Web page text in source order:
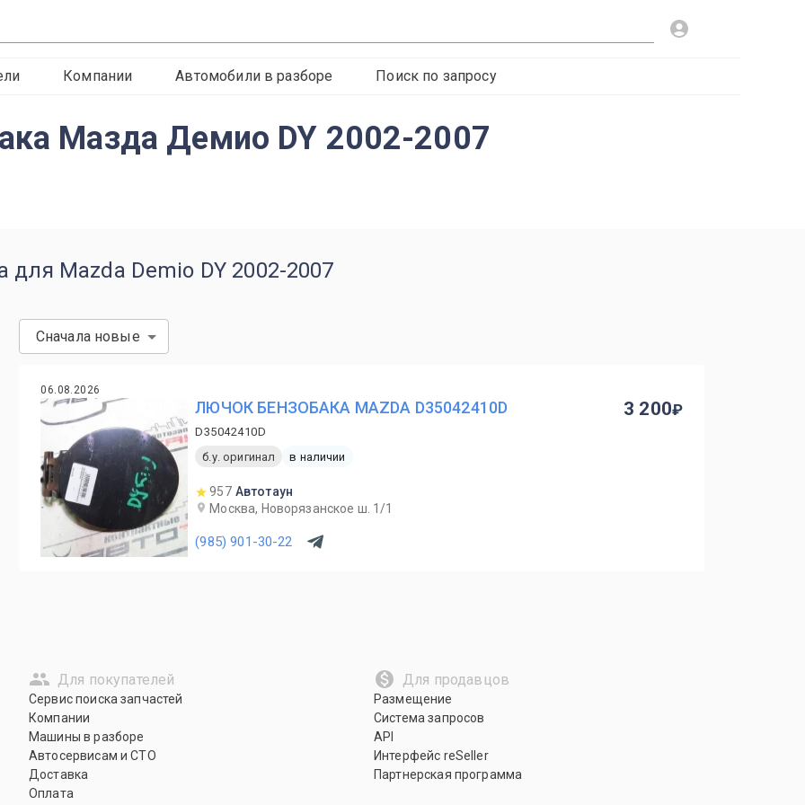
Компании Автомобили в разборе Поиск по запросу
Мазда Демио DY 2002-2007
Mazda Demio DY 2002-2007
Сначала новые
06.08.2026
ЛЮЧОК БЕНЗОБАКА MAZDA D35042410D
D35042410D
б.у. оригинал
в наличии
957 Автотаун
Москва, Новорязанское ш. 1/1
(985) 901-30-22
3 200
Для покупателей
Сервис поиска запчастей
Компании
Машины в разборе
Автосервисам и СТО
Доставка
Оплата
Для продавцов
Размещение
Система запросов
API
Интерфейс reSeller
Партнерская программа